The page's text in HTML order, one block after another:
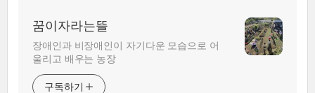
꿈이자라는뜰
장애인과 비장애인이 자기다운 모습으로 어
울리고 배우는 농장
구독하기